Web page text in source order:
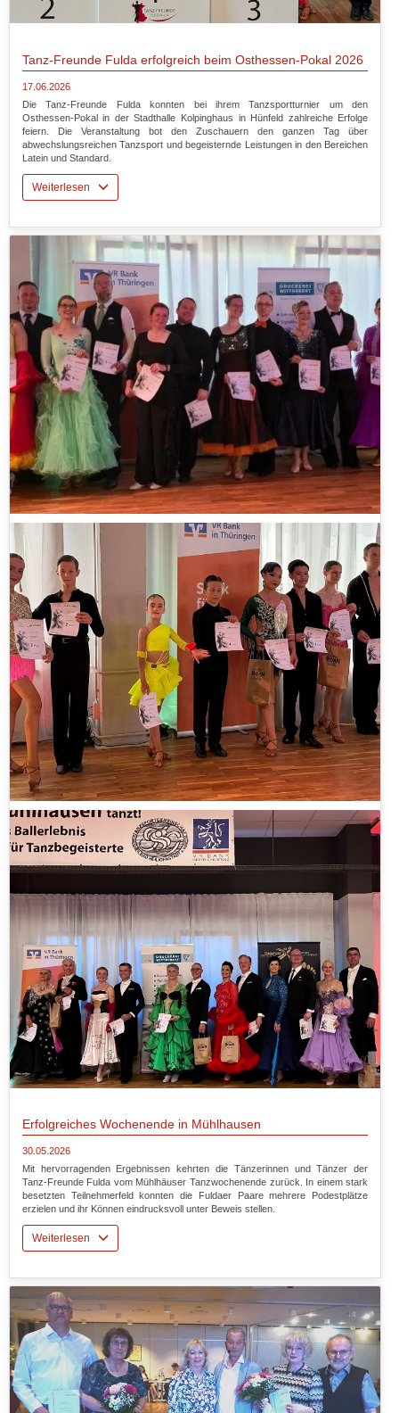
Tanz-Freunde Fulda erfolgreich beim Osthessen-Pokal 2026
17.06.2026
Die Tanz-Freunde Fulda konnten bei ihrem Tanzsportturnier um den
Osthessen-Pokal in der Stadthalle Kolpinghaus in Hünfeld zahlreiche Erfolge
feiern. Die Veranstaltung bot den Zuschauern den ganzen Tag über
abwechslungsreichen Tanzsport und begeisternde Leistungen in den Bereichen
Latein und Standard.
Weiterlesen
Erfolgreiches Wochenende in Mühlhausen
30.05.2026
Mit hervorragenden Ergebnissen kehrten die Tänzerinnen und Tänzer der
Tanz-Freunde Fulda vom Mühlhäuser Tanzwochenende zurück. In einem stark
besetzten Teilnehmerfeld konnten die Fuldaer Paare mehrere Podestplätze
erzielen und ihr Können eindrucksvoll unter Beweis stellen.
Weiterlesen